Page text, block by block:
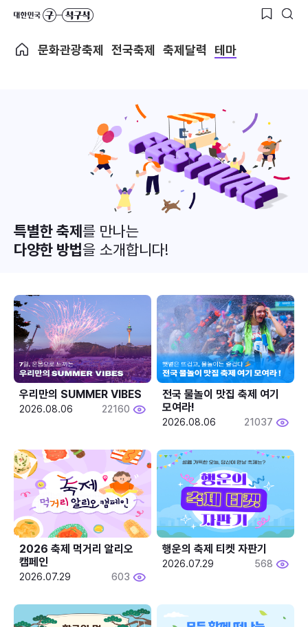
문화관광축제 전국축제 축제달력 테마
특별한 축제를 만나는
다양한 방법을 소개합니다!
우리만의 SUMMER VIBES
2026.08.06 22160
전국 물놀이 맛집 축제 여기
모여라!
2026.08.06 21037
2026 축제 먹거리 알리오
캠페인
2026.07.29 603
행운의 축제 티켓 자판기
2026.07.29 568